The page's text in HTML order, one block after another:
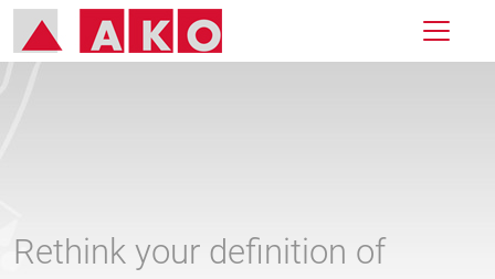
Rethink your definition of